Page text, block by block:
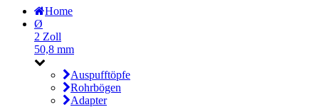
Home
Ø
2 Zoll
50,8 mm
Auspufftöpfe
Rohrbögen
Adapter